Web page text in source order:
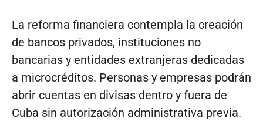
La reforma financiera contempla la creación
de bancos privados, instituciones no
bancarias y entidades extranjeras dedicadas
a microcréditos. Personas y empresas podrán
abrir cuentas en divisas dentro y fuera de
Cuba sin autorización administrativa previa.